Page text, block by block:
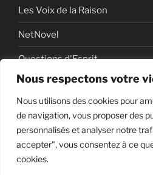
Nous respectons votre
Nous utilisons des cookies pour
de navigation, vous proposer des
personnalisés et analyser notre
accepter", vous consentez à ce
cookies.
Les Voix de la Raison
NetNovel
Questions d'Esprit
Série
Série vidéo